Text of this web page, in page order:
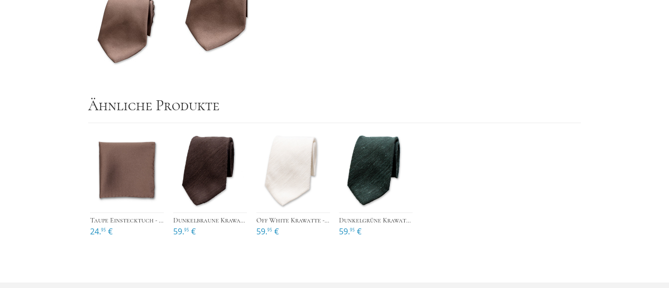
Ähnliche Produkte
›
Taupe Einstecktuch - Satinseide
24.95 €
Dunkelbraune Krawatte - Italienische Seide
59.95 €
›
Off White Krawatte - Italienische Seide
59.95 €
Dunkelgrüne Krawatte - Italienische Seide
59.95 €